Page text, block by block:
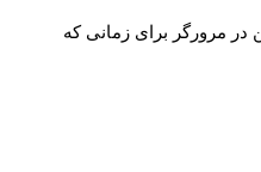
در مرورگر برای زمانی که